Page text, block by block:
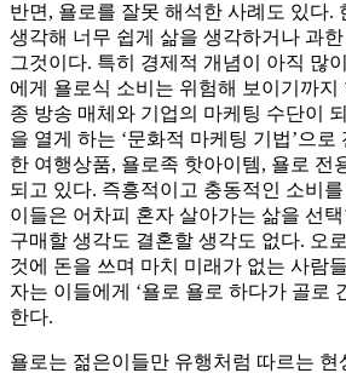
반면, 욜로를 잘못 해석한 사례도 있다.
생각해 너무 쉽게 삶을 생각하거나 과
그것이다. 특히 경제적 개념이 아직 많
에게 욜로식 소비는 위험해 보이기까지
종 방송 매체와 기업의 마케팅 수단이
을 열게 하는 ‘문화적 마케팅 기법’으로
한 여행상품, 욜로족 핫아이템, 욜로 전
되고 있다. 즉흥적이고 충동적인 소비
이들은 어차피 혼자 살아가는 삶을 선
구매할 생각도 결혼할 생각도 없다. 오
것에 돈을 쓰며 마치 미래가 없는 사람
자는 이들에게 ‘욜로 욜로 하다가 골로
한다.
욜로는 젊은이들만 유행처럼 따르는 현